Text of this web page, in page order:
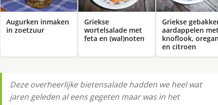
Augurken inmaken
in zoetzuur
Griekse
wortelsalade met
feta en (wal)noten
Griekse
aardappelen
knoflook,
en citroen
Deze overheerlijke bietensalade hadden we heel wat
jaren geleden al eens gegeten maar was in het